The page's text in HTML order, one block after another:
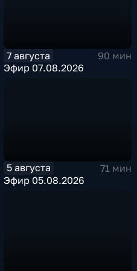
7 августа
90 мин
Эфир 07.08.2026
5 августа
71 мин
Эфир 05.08.2026